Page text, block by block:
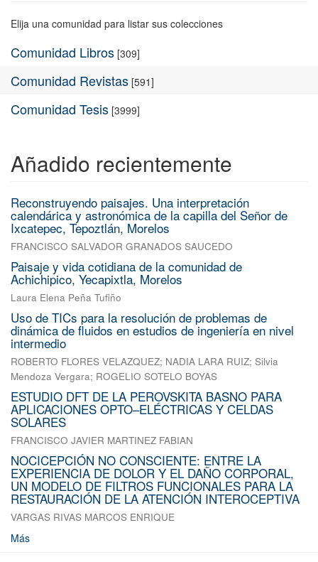
Elija una comunidad para listar sus colecciones
Comunidad Libros [309]
Comunidad Revistas [591]
Comunidad Tesis [3999]
Añadido recientemente
Reconstruyendo paisajes. Una interpretación
calendárica y astronómica de la capilla del Señor de
Ixcatepec, Tepoztlán, Morelos
FRANCISCO SALVADOR GRANADOS SAUCEDO
Paisaje y vida cotidiana de la comunidad de
Achichipico, Yecapixtla, Morelos
Laura Elena Peña Tufiño
Uso de TICs para la resolución de problemas de
dinámica de fluidos en estudios de ingeniería en nivel
intermedio
ROBERTO FLORES VELAZQUEZ; NADIA LARA RUIZ; Silvia
Mendoza Vergara; ROGELIO SOTELO BOYAS
ESTUDIO DFT DE LA PEROVSKITA BASNO PARA
APLICACIONES OPTO–ELÉCTRICAS Y CELDAS
SOLARES
FRANCISCO JAVIER MARTINEZ FABIAN
NOCICEPCIÓN NO CONSCIENTE: ENTRE LA
EXPERIENCIA DE DOLOR Y EL DAÑO CORPORAL,
UN MODELO DE FILTROS FUNCIONALES PARA LA
RESTAURACIÓN DE LA ATENCIÓN INTEROCEPTIVA
VARGAS RIVAS MARCOS ENRIQUE
Más